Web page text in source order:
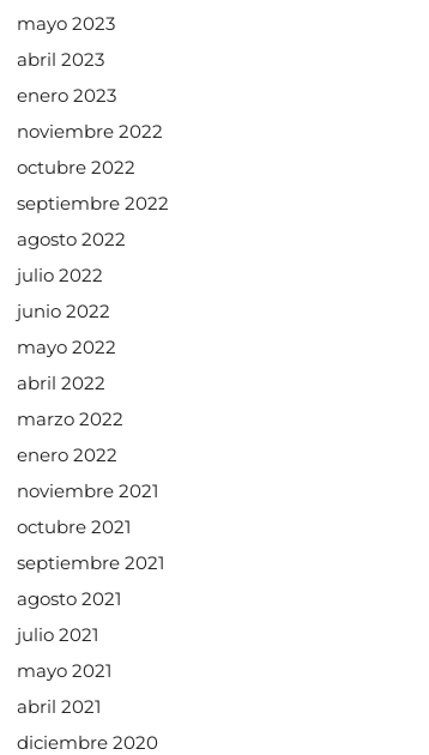
mayo 2023
abril 2023
enero 2023
noviembre 2022
octubre 2022
septiembre 2022
agosto 2022
julio 2022
junio 2022
mayo 2022
abril 2022
marzo 2022
enero 2022
noviembre 2021
octubre 2021
septiembre 2021
agosto 2021
julio 2021
mayo 2021
abril 2021
diciembre 2020